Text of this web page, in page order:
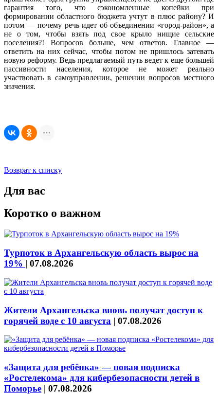
гарантия того, что сэкономленные копейки при
формировании областного бюджета учтут в плюс району? И
потом — почему речь идет об объединении «город-район», а
не о том, чтобы взять под свое крыло нищие сельские
поселения?! Вопросов больше, чем ответов. Главное —
ответить на них сейчас, чтобы потом не пришлось затевать
новую реформу. Ведь предлагаемый путь ведет к еще большей
пассивности населения, которое не может реально
участвовать в самоуправлении, решении вопросов местного
значения.
Возврат к списку
Для вас
Коротко о важном
Турпоток в Архангельскую область вырос на
19% | 07.08.2026
Жители Архангельска вновь получат доступ к
горячей воде с 10 августа | 07.08.2026
«Защита для ребёнка» — новая подписка
«Ростелекома» для кибербезопасности детей в
Поморье | 07.08.2026